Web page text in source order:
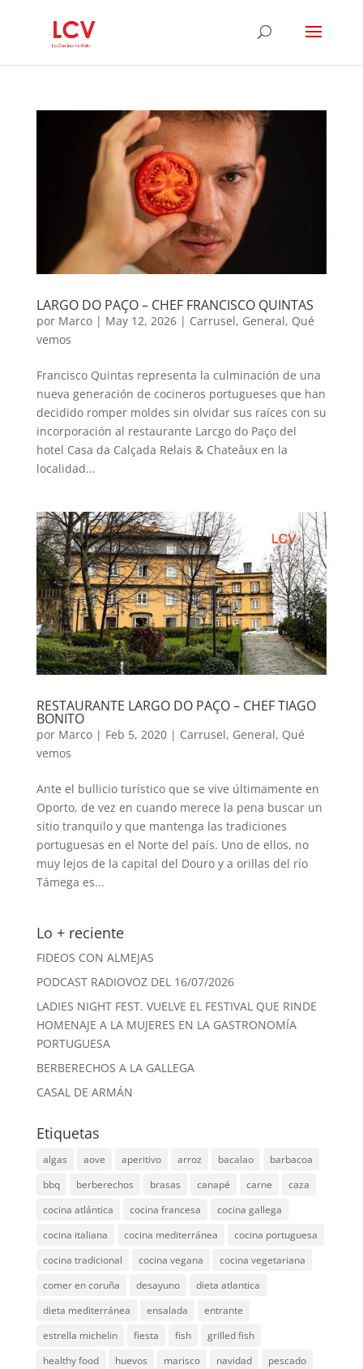
LARGO DO PAÇO – CHEF FRANCISCO QUINTAS
por Marco| May 12, 2026| Carrusel, General, Qué
vemos
Francisco Quintas representa la culminación de una
nueva generación de cocineros portugueses que han
decidido romper moldes sin olvidar sus raíces con su
incorporación al restaurante Larcgo do Paço del
hotel Casa da Calçada Relais & Chateâux en la
localidad...
RESTAURANTE LARGO DO PAÇO – CHEF TIAGO
BONITO
por Marco| Feb 5, 2020| Carrusel, General, Qué
vemos
Ante el bullicio turístico que se vive últimamente en
Oporto, de vez en cuando merece la pena buscar un
sitio tranquilo y que mantenga las tradiciones
portuguesas en el Norte del país. Uno de ellos, no
muy lejos de la capital del Douro y a orillas del río
Támega es...
Lo + reciente
FIDEOS CON ALMEJAS
PODCAST RADIOVOZ DEL 16/07/2026
LADIES NIGHT FEST. VUELVE EL FESTIVAL QUE RINDE
HOMENAJE A LA MUJERES EN LA GASTRONOMÍA
PORTUGUESA
BERBERECHOS A LA GALLEGA
CASAL DE ARMÁN
Etiquetas
algas aove aperitivo arroz bacalao
barbacoa
bbq
berberechos brasas canapé carne
caza
cocina atlántica
cocina francesa
cocina gallega
cocina italiana
cocina mediterránea
cocina portuguesa
cocina tradicional
cocina vegana
cocina vegetariana
comer en coruña
desayuno
dieta atlantica
dieta mediterránea
ensalada
entrante
estrella michelin
fiesta fish
grilled fish
healthy food
huevos marisco navidad
pescado